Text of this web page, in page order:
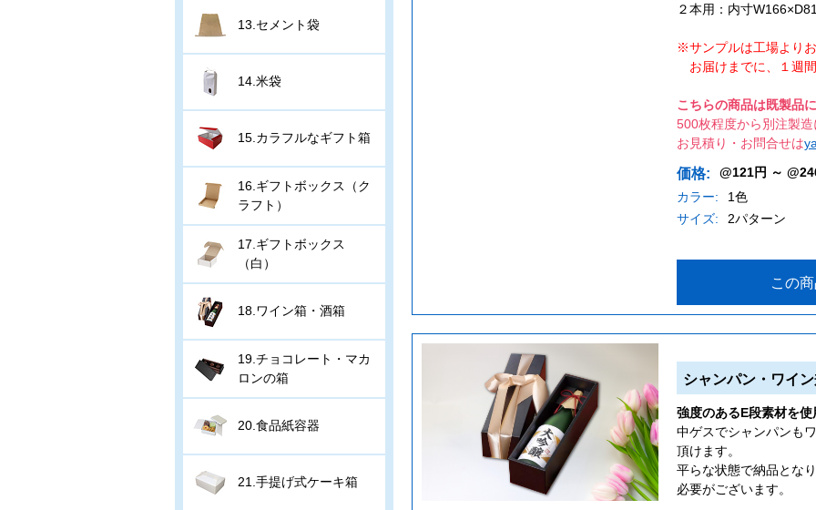
２本用：内寸
※サンプルは工場より
お届けまでに、１週
こちらの商品は既製品
500枚程度から別注製
お見積り・お問合せは
価格:
@121円 ～
カラー:
1色
サイズ:
2パターン
この
シャンパン・ワイ
強度のあるE段素材を
中ゲスでシャンパンも
頂けます。
平らな状態で納品とな
必要がございます。
13.セメント袋
14.米袋
15.カラフルなギフト箱
16.ギフトボックス（ク
ラフト）
17.ギフトボックス
（白）
18.ワイン箱・酒箱
19.チョコレート・マカ
ロンの箱
20.食品紙容器
21.手提げ式ケーキ箱